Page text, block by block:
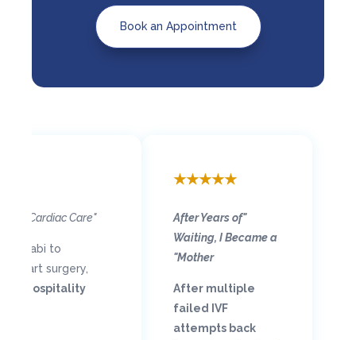
Book an Appointment
★
★
★
★
★
"After Years of
Waiting, I Became a
Mother"
After multiple
failed IVF
attempts back
"Grateful for Life-Saving Cardiac Care"
Dhabi to
heart surgery,
Hospitality